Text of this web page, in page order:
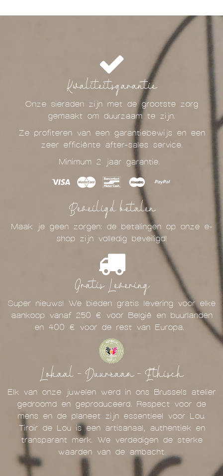
Kwaliteitsgarantie
Onze sieraden zijn met de grootste zorg
gemaakt om duurzaam te zijn.
Ze profiteren van een garantiebewijs en een
zeer efficiënte after-sales service.
Minimum 2 jaar garantie.
Beveiligd betalen
Maak je geen zorgen: de betalingen op onze e-
shop zijn volledig beveiligd!
Gratis Levering
Super nieuws! We bieden gratis levering voor elke
aankoop vanaf 250 € voor België en buurlanden
en 400 € voor de rest van Europa.
Lokaal - Duurzaam - Ethisch
Elk van onze juwelen werd in ons Brussels atelier
gedroomd en geproduceerd. Respect voor de
mens en de planeet zijn essentieel voor Lou.
Tiroir de Lou is een artisanaal, authentiek en
transparant merk. We verdedigen de sterke
waarden van de ambacht.